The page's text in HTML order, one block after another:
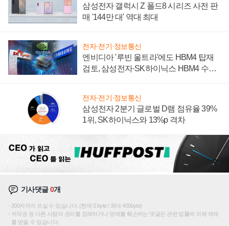
삼성전자 갤럭시 Z 폴드8 시리즈 사전 판
매 '144만 대' 역대 최대
전자·전기·정보통신
엔비디아 '루빈 울트라'에도 HBM4 탑재
검토, 삼성전자·SK하이닉스 HBM4 수율
전자·전기·정보통신
삼성전자 2분기 글로벌 D램 점유율 39%
1위, SK하이닉스와 13%p 격차
기사댓글0개
200자까지 쓰실 수 있습니다. (현재 0 byte / 최대 400byte)
저작권 등 다른 사람의 권리를 침해하거나 명예를 훼손하는 댓글은 관련 법률에 의해 제재
를 받을 수 있습니다.